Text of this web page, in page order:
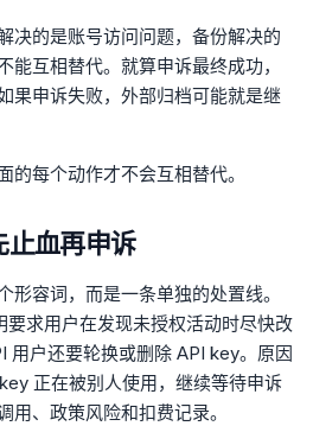
决的是账号访问问题，备份解决的
能互相替代。就算申诉最终成功，
果申诉失败，外部归档可能就是继
的每个动作才不会互相替代。
止血再申诉
形容词，而是一条单独的处置线。
求用户在发现未授权活动时尽快改
用户还要轮换或删除 API key。原因
正在被别人使用，继续等待申诉
用、政策风险和扣费记录。